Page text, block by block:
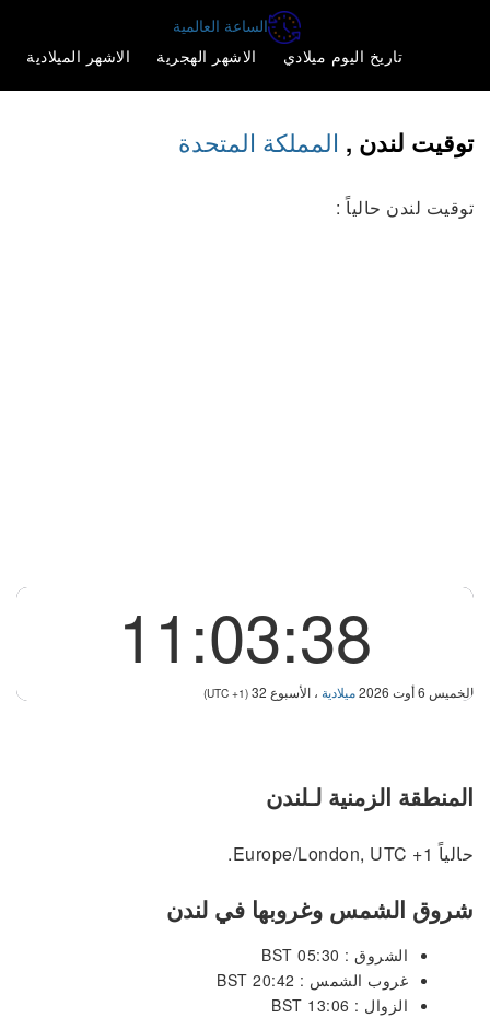
الساعة العالمية
تاريخ اليوم ميلادي
الاشهر الهجرية الاشهر الميلادية
توقيت لندن , المملكة المتحدة
توقيت لندن حالياً :
11:03:38
الخميس 6 أوت 2026 ميلادية ، الأسبوع 32 (UTC +1)
المنطقة الزمنية لـلندن
حالياً Europe/London, UTC +1.
شروق الشمس وغروبها في لندن
الشروق : 05:30 BST
غروب الشمس : 20:42 BST
الزوال : 13:06 BST